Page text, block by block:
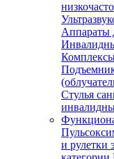
Аппараты
Стулья
и рулетки